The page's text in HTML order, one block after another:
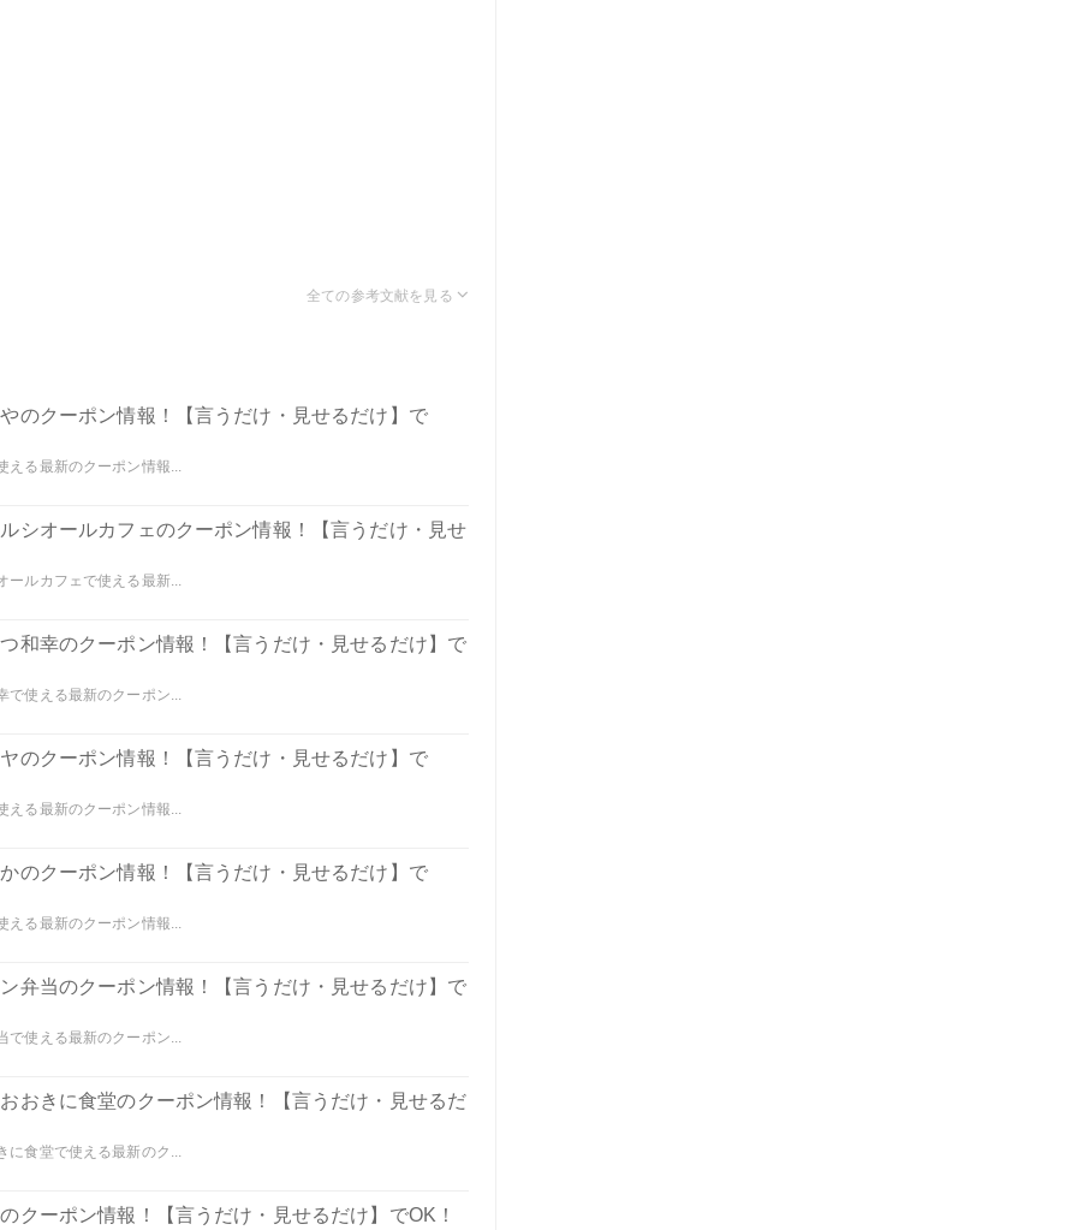
のクーポン情報！【言うだけ・見せるだけ】で
える最新のクーポン情報...
シオールカフェのクーポン情報！【言うだけ・見せ
ールカフェで使える最新...
和幸のクーポン情報！【言うだけ・見せるだけ】で
で使える最新のクーポン...
のクーポン情報！【言うだけ・見せるだけ】で
える最新のクーポン情報...
のクーポン情報！【言うだけ・見せるだけ】で
える最新のクーポン情報...
弁当のクーポン情報！【言うだけ・見せるだけ】で
で使える最新のクーポン...
おきに食堂のクーポン情報！【言うだけ・見せるだ
に食堂で使える最新のク...
クーポン情報！【言うだけ・見せるだけ】でOK！